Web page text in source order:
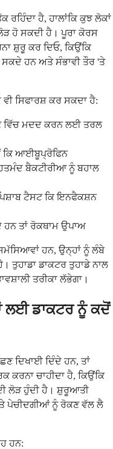
ਰਹਿੰਦਾ ਹੈ, ਹਾਲਾਂਕਿ ਕੁਝ ਲੋਕਾਂ
ਹੋ ਸਕਦੀ ਹੈ। ਪੂਰਾ ਕੋਰਸ
ਸ਼ੁਰੂ ਕਰ ਦਿਓ, ਕਿਉਂਕਿ
ਹਨ ਅਤੇ ਸੰਭਾਵੀ ਤੌਰ 'ਤੇ
ਸਿਫਾਰਸ਼ ਕਰ ਸਕਦਾ ਹੈ:
ਵਿੱਚ ਮਦਦ ਕਰਨ ਲਈ ਤਰਲ
ਕਿ ਆਈਬੂਪ੍ਰੋਫਿਨ
ਬੈਕਟੀਰੀਆ ਨੂੰ ਬਹਾਲ
ਟੈਸਟ ਕਿ ਇਨਫੈਕਸ਼ਨ
ਤਾਂ ਰੋਕਥਾਮ ਉਪਾਅ
ਹਨ, ਉਨ੍ਹਾਂ ਨੂੰ ਲੰਬੇ
ਤੁਹਾਡਾ ਡਾਕਟਰ ਤੁਹਾਡੇ ਨਾਲ
ਤਰੀਕਾ ਲੱਭੇਗਾ।
ਲਈ ਡਾਕਟਰ ਨੂੰ ਕਦੋਂ
ਦਿਖਾਈ ਦਿੰਦੇ ਹਨ, ਤਾਂ
ਕਰਨਾ ਚਾਹੀਦਾ ਹੈ, ਕਿਉਂਕਿ
ਲੋੜ ਹੁੰਦੀ ਹੈ। ਸ਼ੁਰੂਆਤੀ
ਪੇਚੀਦਗੀਆਂ ਨੂੰ ਰੋਕਣ ਵੱਲ ਲੈ
ਹਨ: